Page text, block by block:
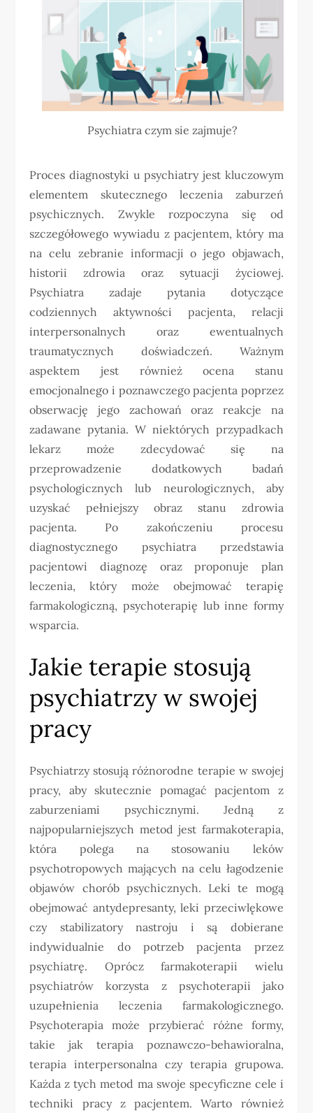
Psychiatra czym sie zajmuje?
Proces diagnostyki u psychiatry jest kluczowym
elementem skutecznego leczenia zaburzeń
psychicznych. Zwykle rozpoczyna się od
szczegółowego wywiadu z pacjentem, który ma
na celu zebranie informacji o jego objawach,
historii zdrowia oraz sytuacji życiowej.
Psychiatra zadaje pytania dotyczące
codziennych aktywności pacjenta, relacji
interpersonalnych oraz ewentualnych
traumatycznych doświadczeń. Ważnym
aspektem jest również ocena stanu
emocjonalnego i poznawczego pacjenta poprzez
obserwację jego zachowań oraz reakcje na
zadawane pytania. W niektórych przypadkach
lekarz może zdecydować się na
przeprowadzenie dodatkowych badań
psychologicznych lub neurologicznych, aby
uzyskać pełniejszy obraz stanu zdrowia
pacjenta. Po zakończeniu procesu
diagnostycznego psychiatra przedstawia
pacjentowi diagnozę oraz proponuje plan
leczenia, który może obejmować terapię
farmakologiczną, psychoterapię lub inne formy
wsparcia.
Jakie terapie stosują
psychiatrzy w swojej
pracy
Psychiatrzy stosują różnorodne terapie w swojej
pracy, aby skutecznie pomagać pacjentom z
zaburzeniami psychicznymi. Jedną z
najpopularniejszych metod jest farmakoterapia,
która polega na stosowaniu leków
psychotropowych mających na celu łagodzenie
objawów chorób psychicznych. Leki te mogą
obejmować antydepresanty, leki przeciwlękowe
czy stabilizatory nastroju i są dobierane
indywidualnie do potrzeb pacjenta przez
psychiatrę. Oprócz farmakoterapii wielu
psychiatrów korzysta z psychoterapii jako
uzupełnienia leczenia farmakologicznego.
Psychoterapia może przybierać różne formy,
takie jak terapia poznawczo-behawioralna,
terapia interpersonalna czy terapia grupowa.
Każda z tych metod ma swoje specyficzne cele i
techniki pracy z pacjentem. Warto również